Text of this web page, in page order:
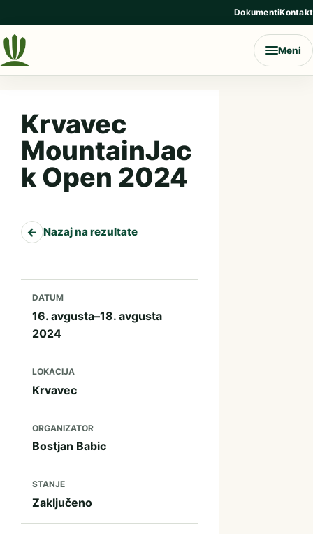
DokumentiKontakt
Meni
Krvavec
MountainJac
k Open 2024
← Nazaj na rezultate
DATUM
16. avgusta–18. avgusta
2024
LOKACIJA
Krvavec
ORGANIZATOR
Bostjan Babic
STANJE
Zaključeno